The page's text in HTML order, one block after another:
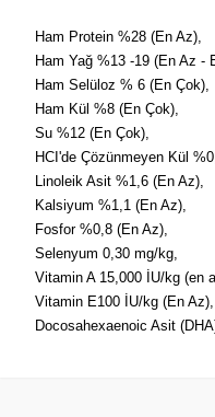
Ham Protein %28 (En Az),
Ham Yağ %13 -19 (En Az -
Ham Selüloz % 6 (En Çok),
Ham Kül %8 (En Çok),
Su %12 (En Çok),
HCI'de Çözünmeyen Kül
Linoleik Asit %1,6 (En Az),
Kalsiyum %1,1 (En Az),
Fosfor %0,8 (En Az),
Selenyum 0,30 mg/kg,
Vitamin A 15,000 İU/kg (en
Vitamin E100 İU/kg (En Az),
Docosahexaenoic Asit